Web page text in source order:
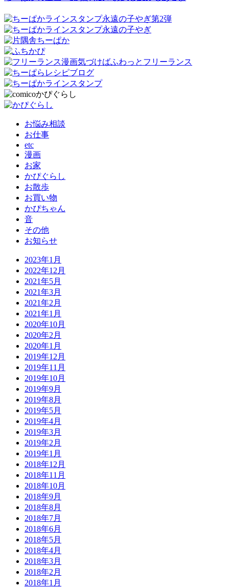
お悩み相談
お仕事
etc
漫画
お家
かぴぐらし
お散歩
お買い物
かぴちゃん
音
その他
お知らせ
2023年1月
2022年12月
2021年5月
2021年3月
2021年2月
2021年1月
2020年10月
2020年2月
2020年1月
2019年12月
2019年11月
2019年10月
2019年9月
2019年8月
2019年5月
2019年4月
2019年3月
2019年2月
2019年1月
2018年12月
2018年11月
2018年10月
2018年9月
2018年8月
2018年7月
2018年6月
2018年5月
2018年4月
2018年3月
2018年2月
2018年1月